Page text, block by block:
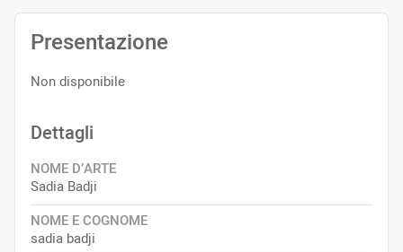
Presentazione
Non disponibile
Dettagli
NOME D’ARTE
Sadia Badji
NOME E COGNOME
sadia badji